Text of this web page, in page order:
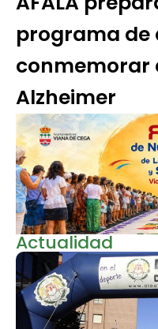
programa de
conmemorar
Alzheimer
Actualidad